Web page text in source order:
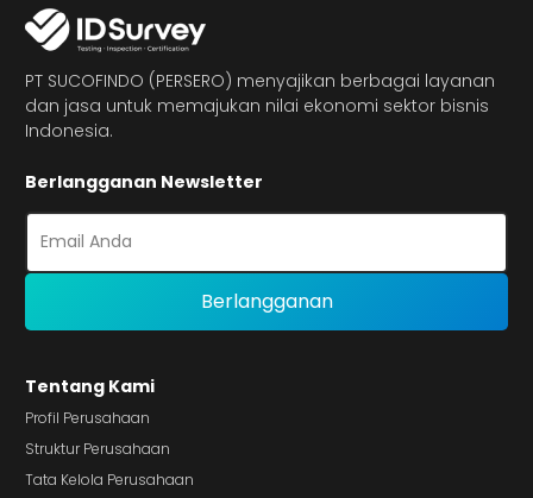
PT SUCOFINDO (PERSERO) menyajikan berbagai layanan
dan jasa untuk memajukan nilai ekonomi sektor bisnis
Indonesia.
Berlangganan Newsletter
Tentang Kami
Profil Perusahaan
Struktur Perusahaan
Tata Kelola Perusahaan